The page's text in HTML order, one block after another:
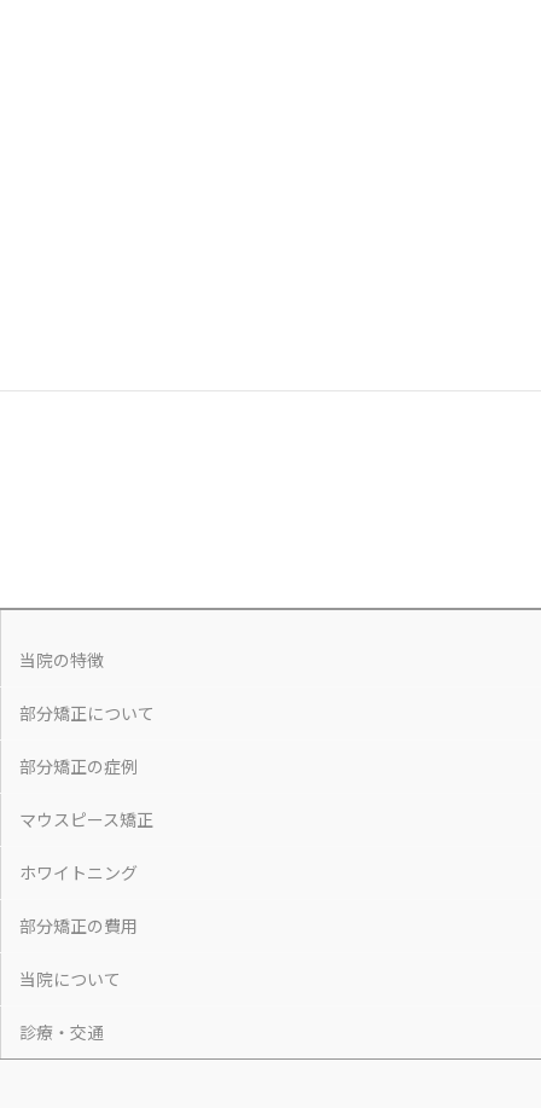
当院の特徴
部分矯正について
部分矯正の症例
マウスピース矯正
ホワイトニング
部分矯正の費用
当院について
診療・交通